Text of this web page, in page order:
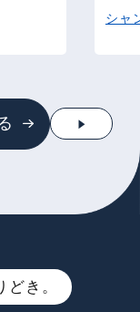
シャ
き。